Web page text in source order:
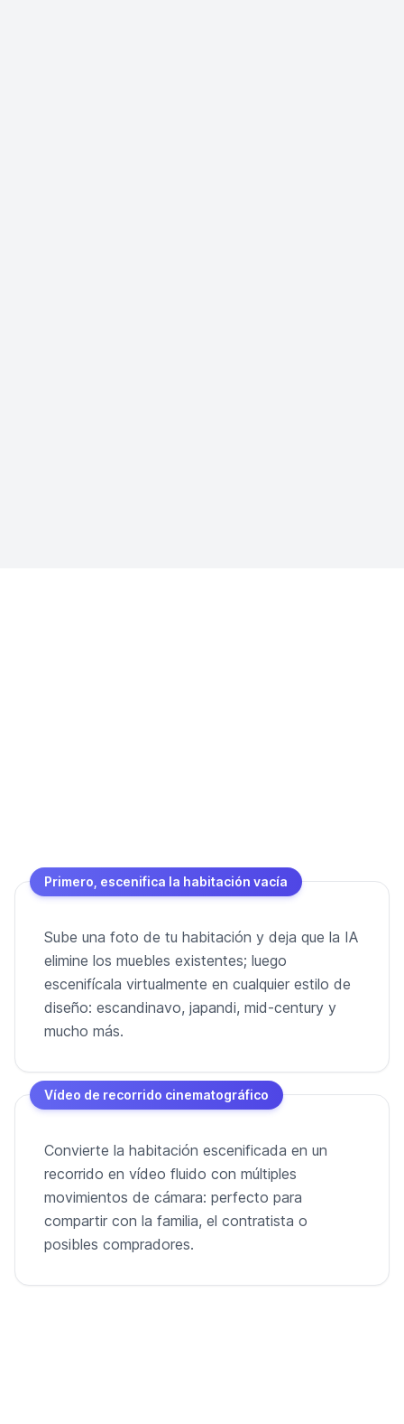
Primero, escenifica la habitación vacía
Sube una foto de tu habitación y deja que la IA
elimine los muebles existentes; luego
escenifícala virtualmente en cualquier estilo de
diseño: escandinavo, japandi, mid-century y
mucho más.
Vídeo de recorrido cinematográfico
Convierte la habitación escenificada en un
recorrido en vídeo fluido con múltiples
movimientos de cámara: perfecto para
compartir con la familia, el contratista o
posibles compradores.